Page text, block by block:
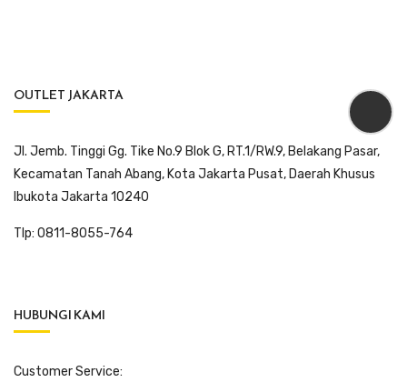
OUTLET JAKARTA
Jl. Jemb. Tinggi Gg. Tike No.9 Blok G, RT.1/RW.9, Belakang Pasar,
Kecamatan Tanah Abang, Kota Jakarta Pusat, Daerah Khusus
Ibukota Jakarta 10240
Tlp: 0811-8055-764
HUBUNGI KAMI
Customer Service: